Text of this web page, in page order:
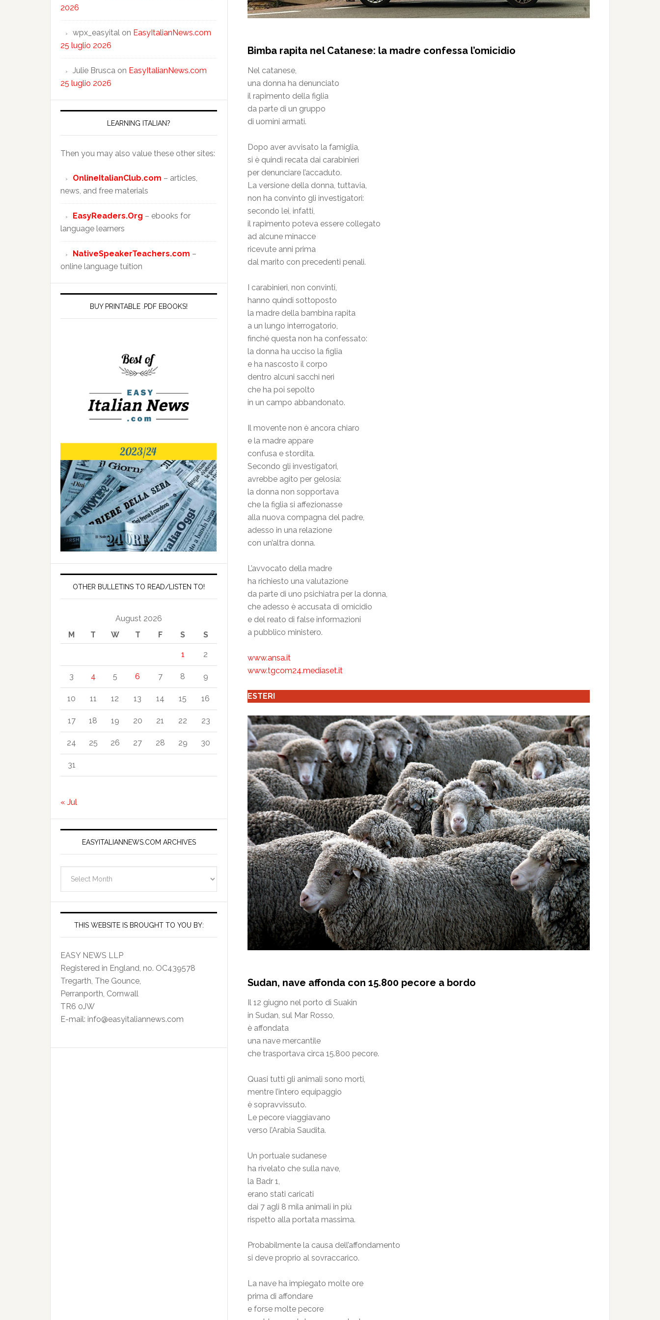
Bimba rapita nel Catanese: la madre confessa l’omicidio
Nel catanese,
una donna ha denunciato
il rapimento della figlia
da parte di un gruppo
di uomini armati.
Dopo aver avvisato la famiglia,
si è quindi recata dai carabinieri
per denunciare l’accaduto.
La versione della donna, tuttavia,
non ha convinto gli investigatori:
secondo lei, infatti,
il rapimento poteva essere collegato
ad alcune minacce
ricevute anni prima
dal marito con precedenti penali.
I carabinieri, non convinti,
hanno quindi sottoposto
la madre della bambina rapita
a un lungo interrogatorio,
finché questa non ha confessato:
la donna ha ucciso la figlia
e ha nascosto il corpo
dentro alcuni sacchi neri
che ha poi sepolto
in un campo abbandonato.
Il movente non è ancora chiaro
e la madre appare
confusa e stordita.
Secondo gli investigatori,
avrebbe agito per gelosia:
la donna non sopportava
che la figlia si affezionasse
alla nuova compagna del padre,
adesso in una relazione
con un’altra donna.
L’avvocato della madre
ha richiesto una valutazione
da parte di uno psichiatra per la donna,
che adesso è accusata di omicidio
e del reato di false informazioni
a pubblico ministero.
www.ansa.it
www.tgcom24.mediaset.it
ESTERI
Sudan, nave affonda con 15.800 pecore a bordo
Il 12 giugno nel porto di Suakin
in Sudan, sul Mar Rosso,
è affondata
una nave mercantile
che trasportava circa 15.800 pecore.
Quasi tutti gli animali sono morti,
mentre l’intero equipaggio
è sopravvissuto.
Le pecore viaggiavano
verso l’Arabia Saudita.
Un portuale sudanese
ha rivelato che sulla nave,
la Badr 1,
erano stati caricati
dai 7 agli 8 mila animali in più
rispetto alla portata massima.
Probabilmente la causa dell’affondamento
si deve proprio al sovraccarico.
La nave ha impiegato molte ore
prima di affondare
e forse molte pecore
2026
wpx_easyital on EasyItalianNews.com
25 luglio 2026
Julie Brusca on EasyItalianNews.com
25 luglio 2026
LEARNING ITALIAN?
Then you may also value these other sites:
OnlineItalianClub.com – articles,
news, and free materials
EasyReaders.Org – ebooks for
language learners
NativeSpeakerTeachers.com –
online language tuition
BUY PRINTABLE .PDF EBOOKS!
OTHER BULLETINS TO READ/LISTEN TO!
August 2026
M
T W T F S S
1 2
3 4 5 6 7 8 9
10 11 12 13 14 15 16
17 18 19 20 21 22 23
24 25 26 27 28 29 30
31
« Jul
EASYITALIANNEWS.COM ARCHIVES
Archives
THIS WEBSITE IS BROUGHT TO YOU BY:
EASY NEWS LLP
Registered in England, no. OC439578
Tregarth, The Gounce,
Perranporth, Cornwall
TR6 0JW
E-mail: info@easyitaliannews.com